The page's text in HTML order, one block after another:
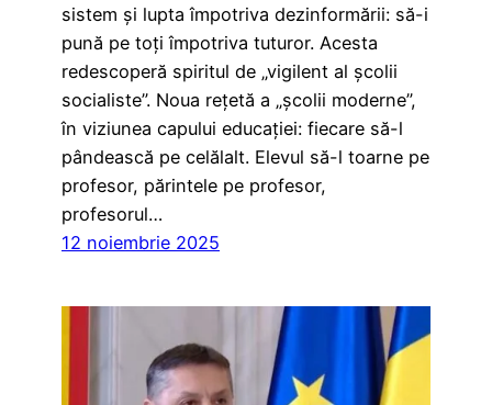
sistem și lupta împotriva dezinformării: să-i
pună pe toți împotriva tuturor. Acesta
redescoperă spiritul de „vigilent al școlii
socialiste”. Noua rețetă a „școlii moderne”,
în viziunea capului educației: fiecare să-l
pândească pe celălalt. Elevul să-l toarne pe
profesor, părintele pe profesor,
profesorul…
12 noiembrie 2025